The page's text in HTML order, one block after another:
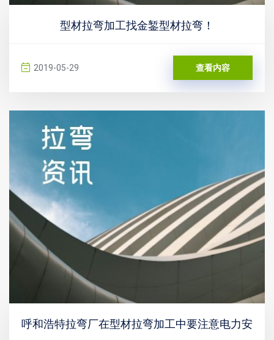
型材拉弯加工找金錾型材拉弯！
2019-05-29 查看内容
呼和浩特拉弯厂在型材拉弯加工中要注意电力安